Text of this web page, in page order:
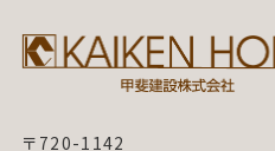
〒720-1142